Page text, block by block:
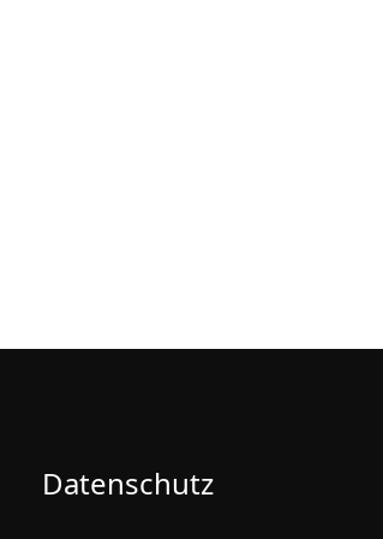
Datenschutz